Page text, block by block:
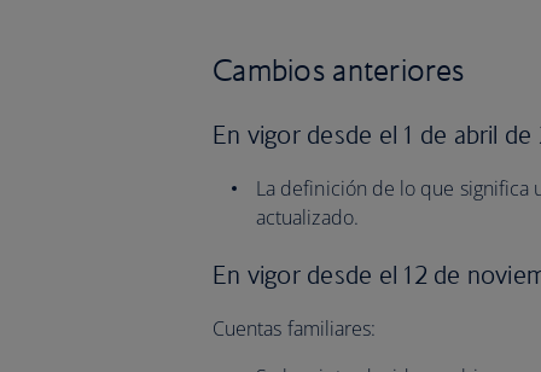
Cambios anteriores
En vigor desde el 1 de abril de
La definición de lo que significa
actualizado.
En vigor desde el 12 de
Cuentas familiares: